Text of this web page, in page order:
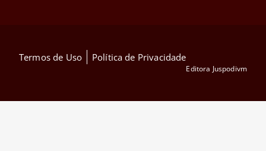
Termos de Uso Política de Privacidade
Editora Juspodivm